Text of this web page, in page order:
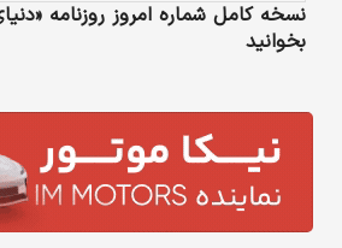
نسخه کامل شماره امروز روزنامه
بخوانید